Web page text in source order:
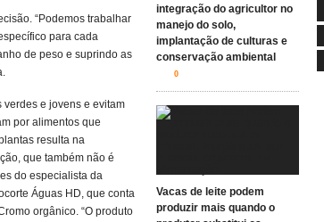
“Podemos trabalhar
para cada
de peso e suprindo as
verdes e jovens e evitam
por alimentos que
resulta na
que também não é
do especialista da
Águas HD, que conta
orgânico. “O produto
integração do agricultor no
manejo do solo,
implantação de culturas e
conservação ambiental
0
Vacas de leite podem
produzir mais quando o